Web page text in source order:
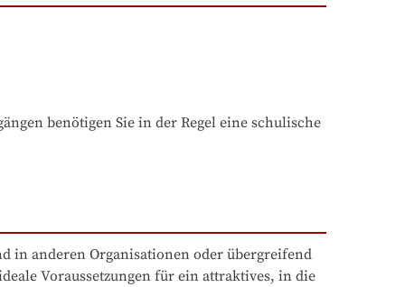
benötigen Sie in der Regel eine schulische
in anderen Organisationen oder übergreifend
Voraussetzungen für ein attraktives, in die